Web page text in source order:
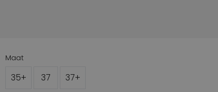
Maat
35+ 37 37+